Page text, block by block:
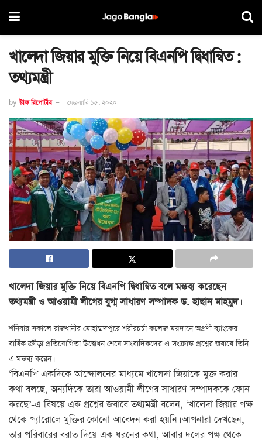
খালেদা জিয়ার মুক্তি নিয়ে বিএনপি দ্বিধান্বিত :
তথ্যমন্ত্রী
by স্টাফ রিপোর্টার ফেব্রুয়ারি ১৫, ২০২০
খালেদা জিয়ার মুক্তি নিয়ে বিএনপি দ্বিধান্বিত বলে মন্তব্য করেছেন
তথ্যমন্ত্রী ও আওয়ামী লীগের যুগ্ম সাধারণ সম্পাদক ড. হাছান মাহমুদ।
শনিবার সকালে রাজধানীর মোহাম্মদপুরে শরীরচর্চা কলেজ ময়দানে অগ্রণী ব্যাংকের
বার্ষিক ক্রীড়া প্রতিযোগিতা উদ্বোধন শেষে সাংবাদিকদের এ সংক্রান্ত প্রশ্নের জবাবে তিনি
এ মন্তব্য করেন।
‘বিএনপি একদিকে আন্দোলনের মাধ্যমে খালেদা জিয়াকে মুক্ত করার
কথা বলছে, অন্যদিকে তারা আওয়ামী লীগের সাধারণ সম্পাদককে ফোন
করছে’-এ বিষয়ে এক প্রশ্নের জবাবে তথ্যমন্ত্রী বলেন, ‘খালেদা জিয়ার পক্ষ
থেকে প্যারোলে মুক্তির কোনো আবেদন করা হয়নি। আপনারা দেখছেন,
তার পরিবারের বরাত দিয়ে এক ধরনের কথা, আবার দলের পক্ষ থেকে